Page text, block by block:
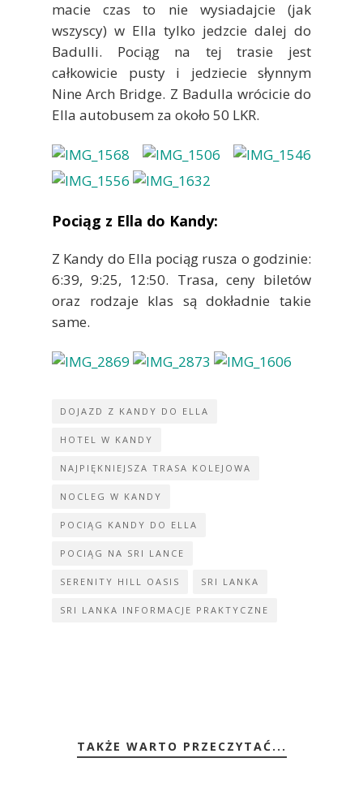
macie czas to nie wysiadajcie (jak
wszyscy) w Ella tylko jedzcie dalej do
Badulli. Pociąg na tej trasie jest
całkowicie pusty i jedziecie słynnym
Nine Arch Bridge. Z Badulla wrócicie do
Ella autobusem za około 50 LKR.
Pociąg z Ella do Kandy:
Z Kandy do Ella pociąg rusza o godzinie:
6:39, 9:25, 12:50. Trasa, ceny biletów
oraz rodzaje klas są dokładnie takie
same.
DOJAZD Z KANDY DO ELLA
HOTEL W KANDY
NAJPIĘKNIEJSZA TRASA KOLEJOWA
NOCLEG W KANDY
POCIĄG KANDY DO ELLA
POCIĄG NA SRI LANCE
SERENITY HILL OASIS SRI LANKA
SRI LANKA INFORMACJE PRAKTYCZNE
TAKŻE WARTO PRZECZYTAĆ...